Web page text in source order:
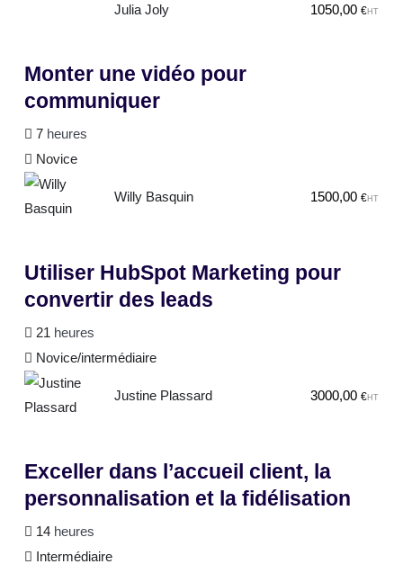
Julia Joly 1050,00 €HT
Monter une vidéo pour
communiquer
7 heures
Novice
Willy Basquin 1500,00 €HT
Utiliser HubSpot Marketing pour
convertir des leads
21 heures
Novice/intermédiaire
Justine Plassard 3000,00 €HT
Exceller dans l’accueil client, la
personnalisation et la fidélisation
14 heures
Intermédiaire